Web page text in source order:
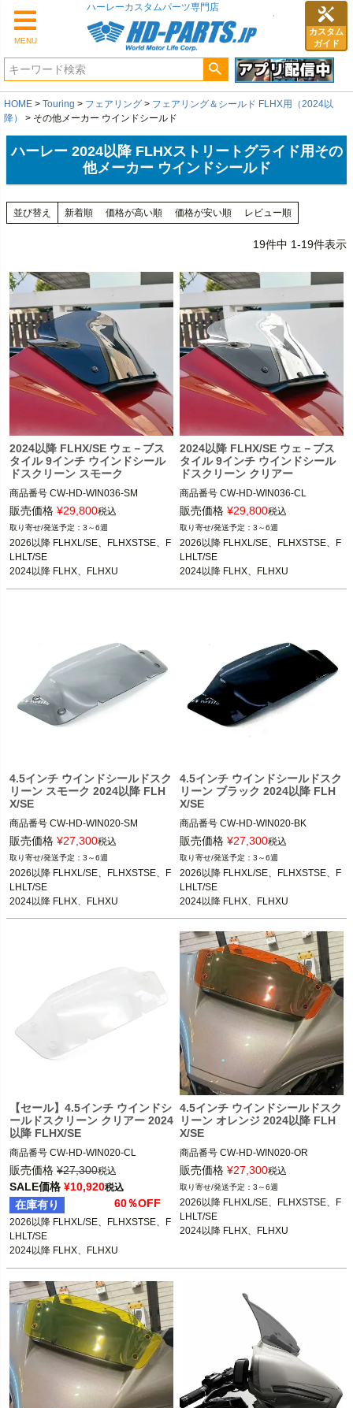
MENU
カスタム
ガイド
ハーレーカスタムパーツ専門店
HOME Touring フェアリング
フェアリング＆シールド FLHX用（2024以
降）
その他メーカー ウインドシールド
ハーレー 2024以降 FLHXストリートグライド用その
他メーカー ウインドシールド
並び替え 新着順 価格が高い順 価格が安い順 レビュー順
19件中 1-19件表示
2024以降 FLHX/SE ウェ－ブス
タイル 9インチ ウインドシール
ドスクリーン スモーク
商品番号 CW-HD-WIN036-SM
2026以降 FLHXL、FLHLT、FLHXSTS
E、FLHXLSE、FLHLTSE
2024以降 FLHX、FLHXU
2023以降 FLHXSE
CustomWorld HD（中国製）
販売価格 ¥29,800税込
3～6週
2026以降 FLHXL/SE、FLHXSTSE、F
LHLT/SE
2024以降 FLHX、FLHXU
2024以降 FLHX/SE ウェ－ブス
タイル 9インチ ウインドシール
ドスクリーン クリアー
商品番号 CW-HD-WIN036-CL
2026以降 FLHXL、FLHLT、FLHXSTS
E、FLHXLSE、FLHLTSE
2024以降 FLHX、FLHXU
2023以降 FLHXSE
CustomWorld HD（中国製）
販売価格 ¥29,800税込
3～6週
2026以降 FLHXL/SE、FLHXSTSE、F
LHLT/SE
2024以降 FLHX、FLHXU
4.5インチ ウインドシールドスク
リーン スモーク 2024以降 FLH
X/SE
商品番号 CW-HD-WIN020-SM
2026以降 FLHXL、FLHLT、FLHXSTS
E、FLHXLSE、FLHLTSE
2024以降 FLHX、FLHXU
2023以降 FLHXSE
CustomWorld HD（中国製）
販売価格 ¥27,300税込
3～6週
2026以降 FLHXL/SE、FLHXSTSE、F
LHLT/SE
2024以降 FLHX、FLHXU
4.5インチ ウインドシールドスク
リーン ブラック 2024以降 FLH
X/SE
商品番号 CW-HD-WIN020-BK
2026以降 FLHXL、FLHLT、FLHXSTS
E、FLHXLSE、FLHLTSE
2024以降 FLHX、FLHXU
2023以降 FLHXSE
CustomWorld HD（中国製）
販売価格 ¥27,300税込
3～6週
2026以降 FLHXL/SE、FLHXSTSE、F
LHLT/SE
2024以降 FLHX、FLHXU
【セール】4.5インチ ウインドシ
ールドスクリーン クリアー 2024
以降 FLHX/SE
商品番号 CW-HD-WIN020-CL
2026以降 FLHXL、FLHLT、FLHXSTS
E、FLHXLSE、FLHLTSE
2024以降 FLHX、FLHXU
2023以降 FLHXSE
CustomWorld HD（中国製）
販売価格 ¥27,300税込
SALE価格 ¥10,920税込
在庫有り 60％OFF
2026以降 FLHXL/SE、FLHXSTSE、F
LHLT/SE
2024以降 FLHX、FLHXU
4.5インチ ウインドシールドスク
リーン オレンジ 2024以降 FLH
X/SE
商品番号 CW-HD-WIN020-OR
2026以降 FLHXL、FLHLT、FLHXSTS
E、FLHXLSE、FLHLTSE
2024以降 FLHX、FLHXU
2023以降 FLHXSE
販売価格 ¥27,300税込
3～6週
2026以降 FLHXL/SE、FLHXSTSE、F
LHLT/SE
2024以降 FLHX、FLHXU